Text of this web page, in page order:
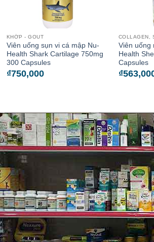
KHỚP - GOUT
Viên uống sụn vi cá mập Nu-
Health Shark Cartilage 750mg
300 Capsules
₫750,000
Viên uống
Health
Capsules
₫